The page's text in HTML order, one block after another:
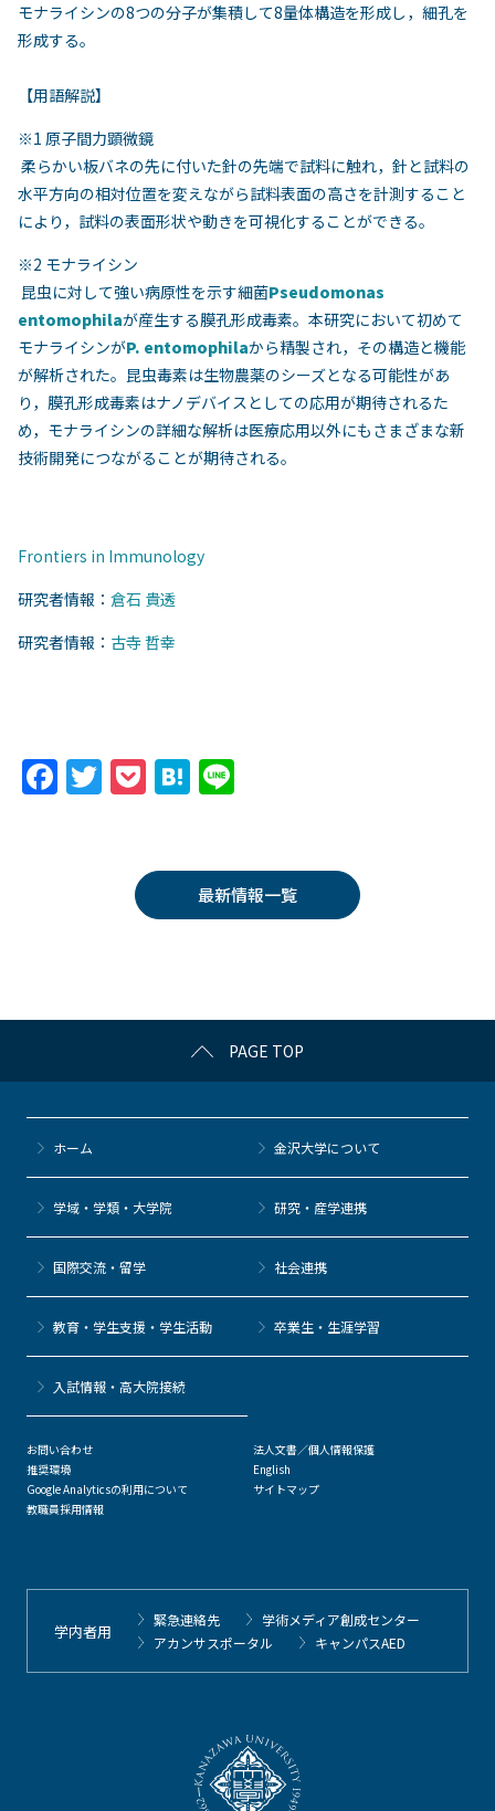
モナライシンの8つの分子が集積して8量体構造を形成し，細孔を
形成する。
【用語解説】
※1 原子間力顕微鏡
柔らかい板バネの先に付いた針の先端で試料に触れ，針と試料の
水平方向の相対位置を変えながら試料表面の高さを計測すること
により，試料の表面形状や動きを可視化することができる。
※2 モナライシン
昆虫に対して強い病原性を示す細菌Pseudomonas
entomophilaが産生する膜孔形成毒素。本研究において初めて
モナライシンがP. entomophilaから精製され，その構造と機能
が解析された。昆虫毒素は生物農薬のシーズとなる可能性があ
り，膜孔形成毒素はナノデバイスとしての応用が期待されるた
め，モナライシンの詳細な解析は医療応用以外にもさまざまな新
技術開発につながることが期待される。
Frontiers in Immunology
研究者情報： 倉石 貴透
研究者情報： 古寺 哲幸
F
k
T
er
P
k
et
H
n
a
最新情報一覧
PAGE TOP
ホーム 金沢大学について
学域・学類・大学院 研究・産学連携
国際交流・留学 社会連携
教育・学生支援・学生活動 卒業生・生涯学習
⼊試情報・高大院接続
お問い合わせ
推奨環境
Google Analyticsの利用について
教職員採用情報
法人文書／個人情報保護
English
サイトマップ
学内者用
緊急連絡先
学術メディア創成センター
アカンサスポータル
キャンパスAED